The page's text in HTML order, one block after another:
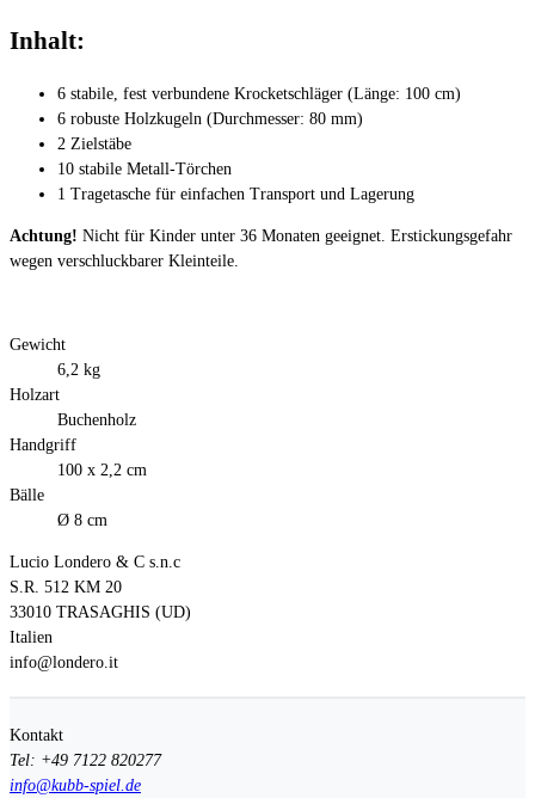
Inhalt:
6 stabile, fest verbundene Krocketschläger (Länge: 100 cm)
6 robuste Holzkugeln (Durchmesser: 80 mm)
2 Zielstäbe
10 stabile Metall-Törchen
1 Tragetasche für einfachen Transport und Lagerung
Achtung! Nicht für Kinder unter 36 Monaten geeignet. Erstickungsgefahr
wegen verschluckbarer Kleinteile.
Gewicht
6,2 kg
Holzart
Buchenholz
Handgriff
100 x 2,2 cm
Bälle
Ø 8 cm
Lucio Londero & C s.n.c
S.R. 512 KM 20
33010 TRASAGHIS (UD)
Italien
info@londero.it
Kontakt
Tel: +49 7122 820277
info@kubb-spiel.de